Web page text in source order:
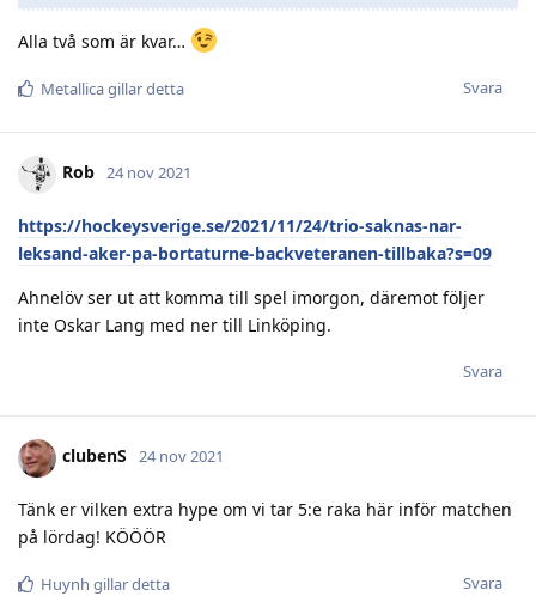
Alla två som är kvar…
Svara
Metallicagillar detta
Rob 24 nov 2021
https://hockeysverige.se/2021/11/24/trio-saknas-nar-
leksand-aker-pa-bortaturne-backveteranen-tillbaka?s=09
Ahnelöv ser ut att komma till spel imorgon, däremot följer
inte Oskar Lang med ner till Linköping.
Svara
clubenS 24 nov 2021
Tänk er vilken extra hype om vi tar 5:e raka här inför matchen
på lördag! KÖÖÖR
Svara
Huynh gillar detta